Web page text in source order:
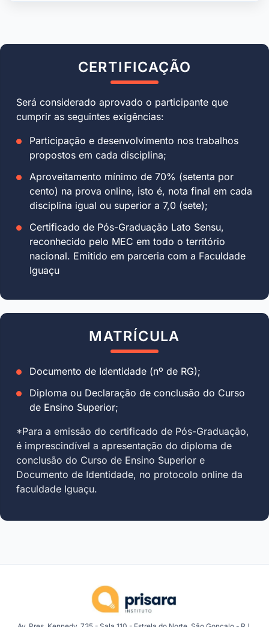
CERTIFICAÇÃO
Será considerado aprovado o participante que
cumprir as seguintes exigências:
Participação e desenvolvimento nos trabalhos
propostos em cada disciplina;
Aproveitamento mínimo de 70% (setenta por
cento) na prova online, isto é, nota final em cada
disciplina igual ou superior a 7,0 (sete);
Certificado de Pós-Graduação Lato Sensu,
reconhecido pelo MEC em todo o território
nacional. Emitido em parceria com a Faculdade
Iguaçu
MATRÍCULA
Documento de Identidade (nº de RG);
Diploma ou Declaração de conclusão do Curso
de Ensino Superior;
*Para a emissão do certificado de Pós-Graduação,
é imprescindível a apresentação do diploma de
conclusão do Curso de Ensino Superior e
Documento de Identidade, no protocolo online da
faculdade Iguaçu.